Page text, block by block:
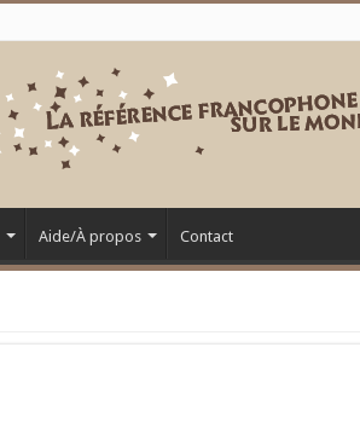
Aide/À propos Contact